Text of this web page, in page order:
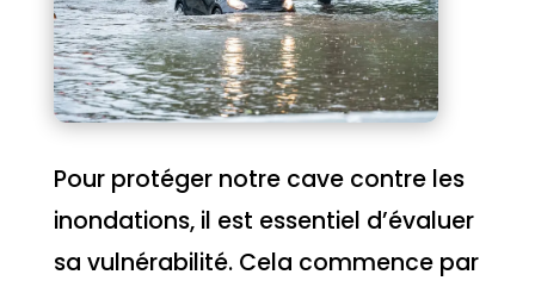
Pour protéger notre cave contre les
inondations, il est essentiel d’évaluer
sa vulnérabilité. Cela commence par